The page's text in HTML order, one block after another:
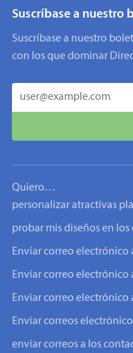
Suscríbase a nuestro
Suscríbase a nuestro
con los que dominar
Quiero…
personalizar atractivas
probar mis diseños en
Enviar correo electrónico
Enviar correo electrónico
Enviar correo electrónico
Enviar correos
enviar correos a los